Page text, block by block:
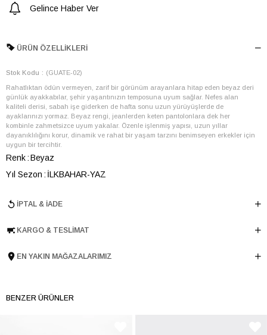
Gelince Haber Ver
ÜRÜN ÖZELLIKLERI
Stok Kodu (GUATE-02)
Rahatlıktan ödün vermeyen, zarif bir görünüm arayanlara hitap eden beyaz deri
günlük ayakkabılar, şehir yaşantınızın temposuna uyum sağlar. Nefes alan
kaliteli derisi, sabah işe giderken de hafta sonu uzun yürüyüşlerde de
ayaklarınızı yormaz. Beyaz rengi, jeanlerden keten pantolonlara dek her
kombinle zahmetsizce uyum yakalar. Özenle işlenmiş yapısı, uzun yıllar
dayanıklılığını korur, dinamik ve rahat bir yaşam tarzını benimseyen erkekler için
uygun bir tercihtir.
Renk Beyaz
Yıl Sezon
İLKBAHAR-YAZ
Cinsiyet ERKEK
İnek Derisi
Topuk Boyu
3 cm
İPTAL & İADE
KARGO & TESLIMAT
EN YAKIN MAĞAZALARIMIZ
BENZER ÜRÜNLER